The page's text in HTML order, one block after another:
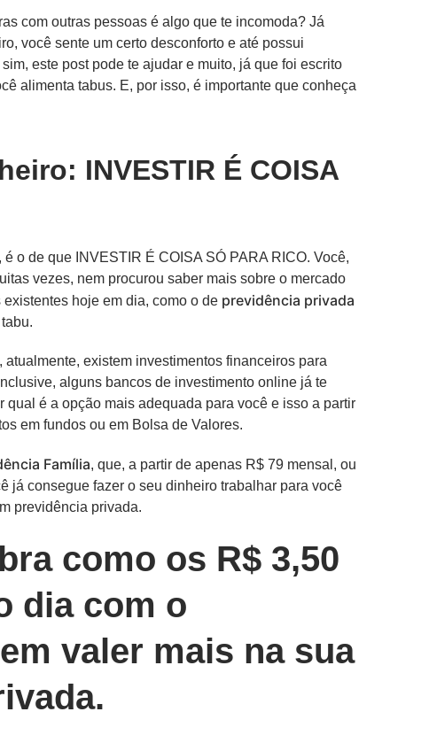
com outras pessoas é algo que te incomoda? Já
você sente um certo desconforto e até possui
este post pode te ajudar e muito, já que foi escrito
alimenta tabus. E, por isso, é importante que conheça
INVESTIR É COISA
o de que INVESTIR É COISA SÓ PARA RICO. Você,
vezes, nem procurou saber mais sobre o mercado
hoje em dia, como o de previdência privada
existem investimentos financeiros para
alguns bancos de investimento online já te
é a opção mais adequada para você e isso a partir
em fundos ou em Bolsa de Valores.
Família, que, a partir de apenas R$ 79 mensal, ou
já consegue fazer o seu dinheiro trabalhar para você
previdência privada.
como os R$ 3,50
dia com o
valer mais na sua